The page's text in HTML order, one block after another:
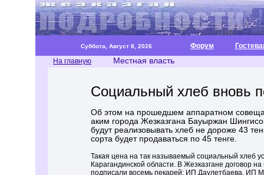
Суббота, Август 8, 2026 Форум
На главную
Местная власть
Социальный хлеб вновь
Об этом на прошедшем аппаратном
аким города Жезказгана Бауыржан
будут реализовывать хлеб не дороже 43
сорта будет продаваться по 45 тенге.
Такая цена на так называемый социальный хлеб
Карагандинской области. В Жезказгане договор
подписали восемь пекарей: ИП Даулетбаева, ИП